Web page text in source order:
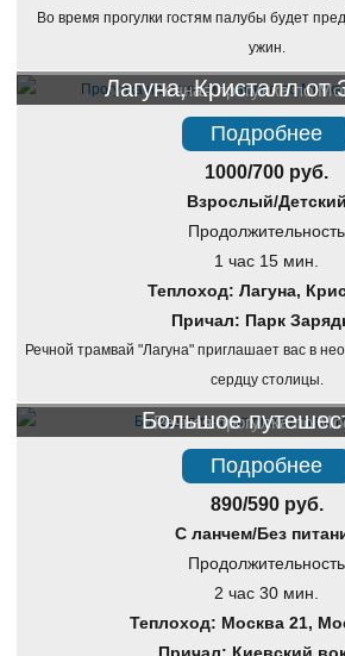
Во время прогулки гостям палубы будет
ужин.
Речная прогулка по
Лагуна, Кристалл от
Подробнее
1000/700 руб.
Взрослый/Детский
Продолжительность
1 час 15 мин.
Теплоход: Лагуна,
Причал: Парк
Речной трамвай "Лагуна" приглашает вас в
сердцу столицы.
Речная прогулка по
Большое
Подробнее
890/590 руб.
С ланчем/Без
Продолжительность
2 час 30 мин.
Теплоход: Москва 21,